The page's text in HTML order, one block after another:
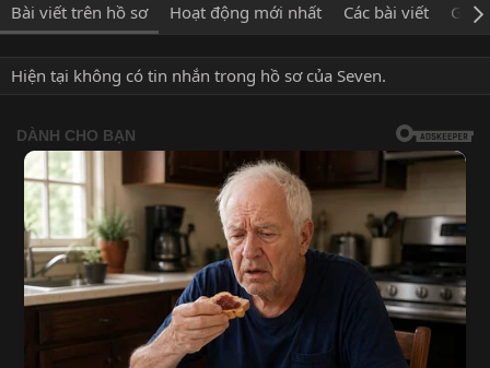
Bài viết trên hồ sơ Hoạt động mới nhất Các bài viết Giới
Hiện tại không có tin nhắn trong hồ sơ của Seven.